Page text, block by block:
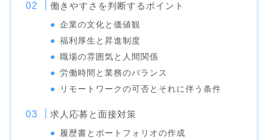
働きやすさを判断するポイント
企業の文化と価値観
福利厚生と昇進制度
職場の雰囲気と人間関係
労働時間と業務のバランス
リモートワークの可否とそれに伴う条件
求人応募と面接対策
履歴書とポートフォリオの作成